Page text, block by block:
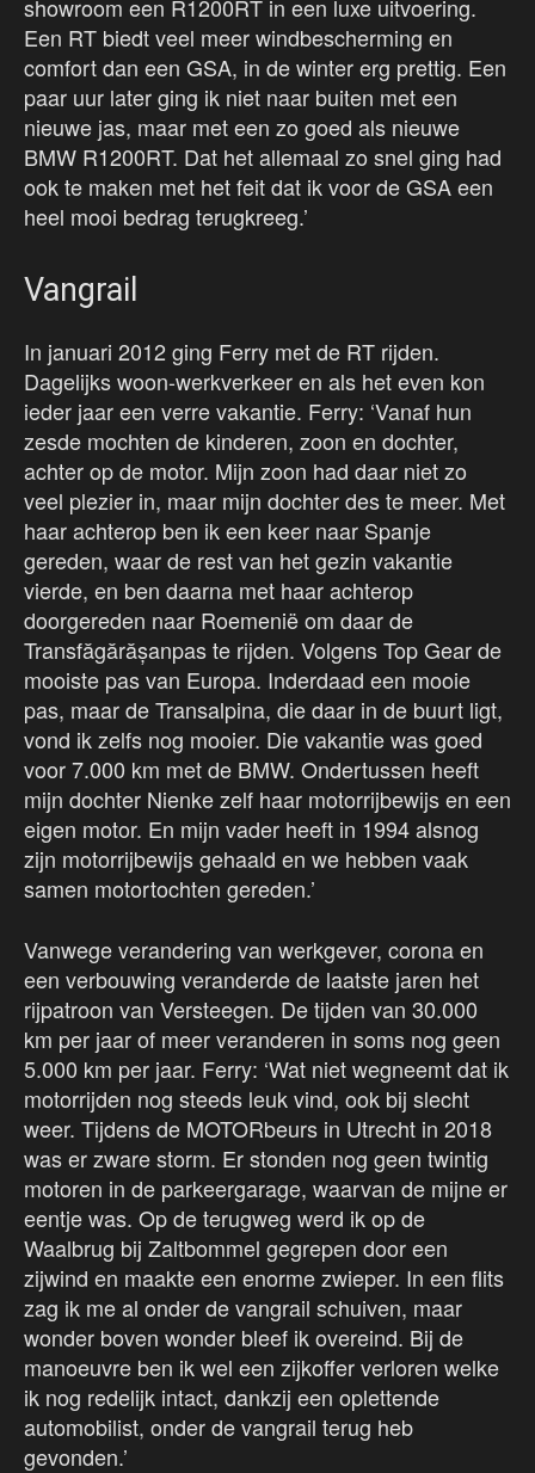
showroom een R1200RT in een luxe uitvoering.
Een RT biedt veel meer windbescherming en
comfort dan een GSA, in de winter erg prettig. Een
paar uur later ging ik niet naar buiten met een
nieuwe jas, maar met een zo goed als nieuwe
BMW R1200RT. Dat het allemaal zo snel ging had
ook te maken met het feit dat ik voor de GSA een
heel mooi bedrag terugkreeg.’
Vangrail
In januari 2012 ging Ferry met de RT rijden.
Dagelijks woon-werkverkeer en als het even kon
ieder jaar een verre vakantie. Ferry: ‘Vanaf hun
zesde mochten de kinderen, zoon en dochter,
achter op de motor. Mijn zoon had daar niet zo
veel plezier in, maar mijn dochter des te meer. Met
haar achterop ben ik een keer naar Spanje
gereden, waar de rest van het gezin vakantie
vierde, en ben daarna met haar achterop
doorgereden naar Roemenië om daar de
Transfăgărășanpas te rijden. Volgens Top Gear de
mooiste pas van Europa. Inderdaad een mooie
pas, maar de Transalpina, die daar in de buurt ligt,
vond ik zelfs nog mooier. Die vakantie was goed
voor 7.000 km met de BMW. Ondertussen heeft
mijn dochter Nienke zelf haar motorrijbewijs en een
eigen motor. En mijn vader heeft in 1994 alsnog
zijn motorrijbewijs gehaald en we hebben vaak
samen motortochten gereden.’
Vanwege verandering van werkgever, corona en
een verbouwing veranderde de laatste jaren het
rijpatroon van Versteegen. De tijden van 30.000
km per jaar of meer veranderen in soms nog geen
5.000 km per jaar. Ferry: ‘Wat niet wegneemt dat ik
motorrijden nog steeds leuk vind, ook bij slecht
weer. Tijdens de MOTORbeurs in Utrecht in 2018
was er zware storm. Er stonden nog geen twintig
motoren in de parkeergarage, waarvan de mijne er
eentje was. Op de terugweg werd ik op de
Waalbrug bij Zaltbommel gegrepen door een
zijwind en maakte een enorme zwieper. In een flits
zag ik me al onder de vangrail schuiven, maar
wonder boven wonder bleef ik overeind. Bij de
manoeuvre ben ik wel een zijkoffer verloren welke
ik nog redelijk intact, dankzij een oplettende
automobilist, onder de vangrail terug heb
gevonden.’